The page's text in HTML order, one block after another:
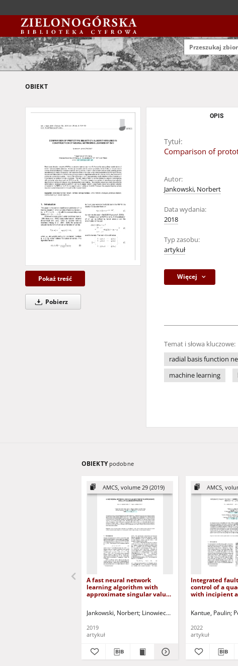
OBIEKT
Pokaż treść
Pobierz
OPIS
Tytuł:
Comparison of
Autor:
Jankowski, Norbert
Data wydania:
2018
Typ zasobu:
artykuł
Więcej
Temat i słowa kluczowe:
radial basis function
machine learning
OBIEKTY podobne
AMCS, volume 29 (2019)
A fast neural network
learning algorithm with
approximate singular value
Jankowski, Norbert Linowiecki, Rafał Kulczycki, Piotr -
2019
artykuł
AMCS,
Integrated
control of a
with incipient
Kantue, Paulin
2022
artykuł